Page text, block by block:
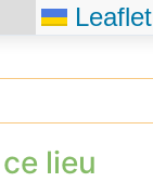
Leaflet
lieu